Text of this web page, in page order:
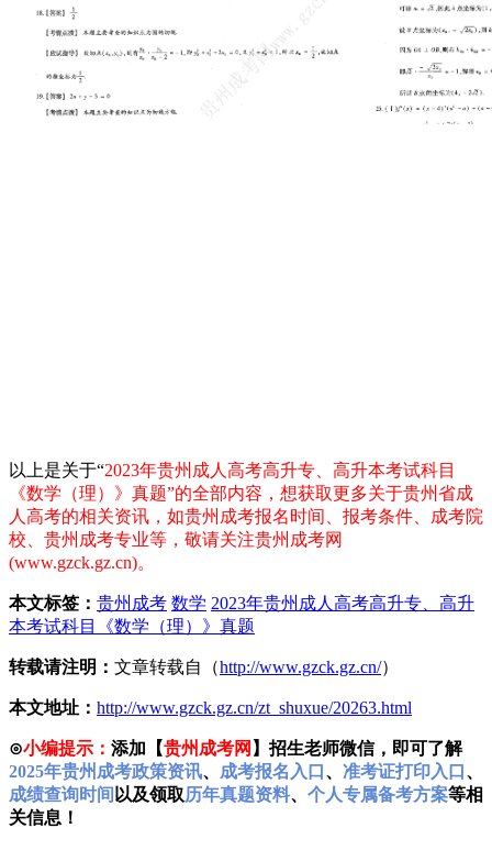
以上是关于“2023年贵州成人高考高升专、高升本考试科目
《数学（理）》真题”的全部内容，想获取更多关于贵州省成
人高考的相关资讯，如贵州成考报名时间、报考条件、成考院
校、贵州成考专业等，敬请关注贵州成考网
(www.gzck.gz.cn)。
本文标签： 贵州成考 数学 2023年贵州成人高考高升专、高升
本考试科目《数学（理）》真题
转载请注明： 文章转载自（http://www.gzck.gz.cn/）
本文地址： http://www.gzck.gz.cn/zt_shuxue/20263.html
⊙小编提示： 添加【贵州成考网 】招生老师微信，即可了解
2025年贵州成考政策资讯、 成考报名入口 、 准考证打印入口 、
成绩查询时间 以及领取历年真题资料、 个人专属备考方案等相
关信息！